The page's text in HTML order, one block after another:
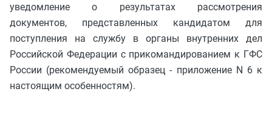
уведомление о результатах рассмотрения
документов, представленных кандидатом для
поступления на службу в органы внутренних дел
Российской Федерации с прикомандированием к ГФС
России (рекомендуемый образец - приложение N 6 к
настоящим особенностям).